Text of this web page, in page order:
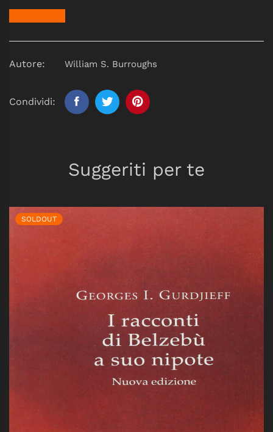
Autore: William S. Burroughs
Condividi:
Suggeriti per te
SOLDOUT